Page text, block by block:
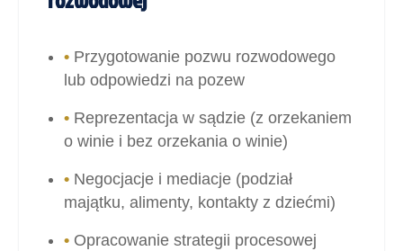
• Przygotowanie pozwu rozwodowego
lub odpowiedzi na pozew
• Reprezentacja w sądzie (z orzekaniem
o winie i bez orzekania o winie)
• Negocjacje i mediacje (podział
majątku, alimenty, kontakty z dziećmi)
• Opracowanie strategii procesowej